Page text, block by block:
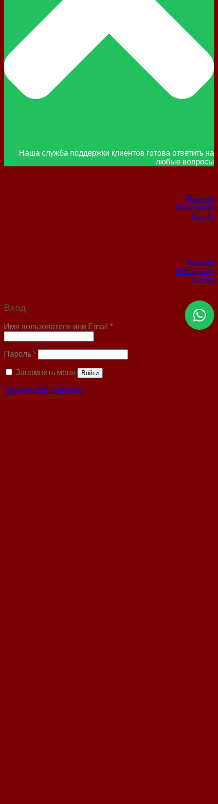
Наша служба поддержки клиентов готова ответить на
любые вопросы
Марина
Менеджер
В сети
Максим
Менеджер
В сети
Вход
Имя пользователя или Email *
Пароль *
Запомнить меня Войти
Забыли свой пароль?